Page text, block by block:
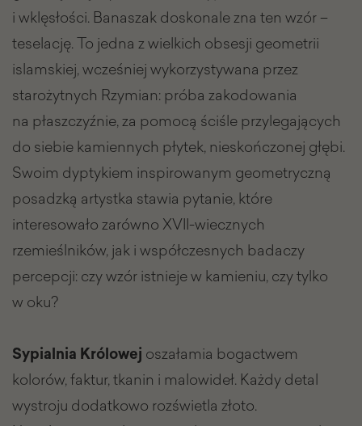
i wklęsłości. Banaszak doskonale zna ten wzór –
teselację. To jedna z wielkich obsesji geometrii
islamskiej, wcześniej wykorzystywana przez
starożytnych Rzymian: próba zakodowania
na płaszczyźnie, za pomocą ściśle przylegających
do siebie kamiennych płytek, nieskończonej głębi.
Swoim dyptykiem inspirowanym geometryczną
posadzką artystka stawia pytanie, które
interesowało zarówno XVII-wiecznych
rzemieślników, jak i współczesnych badaczy
percepcji: czy wzór istnieje w kamieniu, czy tylko
w oku?
Sypialnia Królowej oszałamia bogactwem
kolorów, faktur, tkanin i malowideł. Każdy detal
wystroju dodatkowo rozświetla złoto.